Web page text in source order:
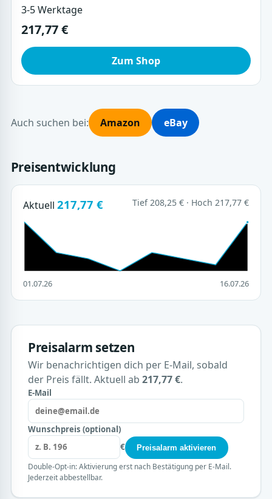
3-5 Werktage
217,77 €
Zum Shop
Auch suchen bei: Amazon eBay
Preisentwicklung
Aktuell 217,77 € Tief 208,25 € · Hoch 217,77 €
01.07.26 16.07.26
Preisalarm setzen
Wir benachrichtigen dich per E-Mail, sobald
der Preis fällt. Aktuell ab 217,77 €.
E-Mail
Wunschpreis (optional)
€
Preisalarm aktivieren
Double-Opt-in: Aktivierung erst nach Bestätigung per E-Mail.
Jederzeit abbestellbar.